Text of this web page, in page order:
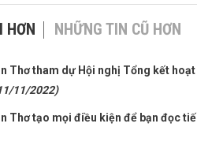
HƠN NHỮNG TIN CŨ HƠN
Thơ tham dự Hội nghị Tổng kết
11/2022)
Thơ tạo mọi điều kiện để bạn đọc